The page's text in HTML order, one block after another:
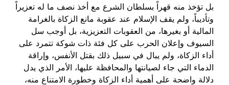
بل تؤخذ منه قهراً بسلطان الشرع مع أخذ نصف ما له تعزيراً
وتأديباً، ولم يقف الإسلام عند عقوبة مانع الزكاة بالغرامة
المالية أو بغيرها، من العقوبات التعزيزية، بل أوجب سل
السيوف وإعلان الحرب على كل فئة ذات شوكة تتمرد على
أداء الزكاة، ولم يبال في سبيل ذلك بقتل الأنفس، وإراقة
الدماء التي جاء لصيانتها والمحافظة عليها، الأمر الذي يدل
دلالة واضحة على أهمية أداء الزكاة وخطورة الامتناع منه،